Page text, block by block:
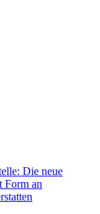
Die neue
Form an